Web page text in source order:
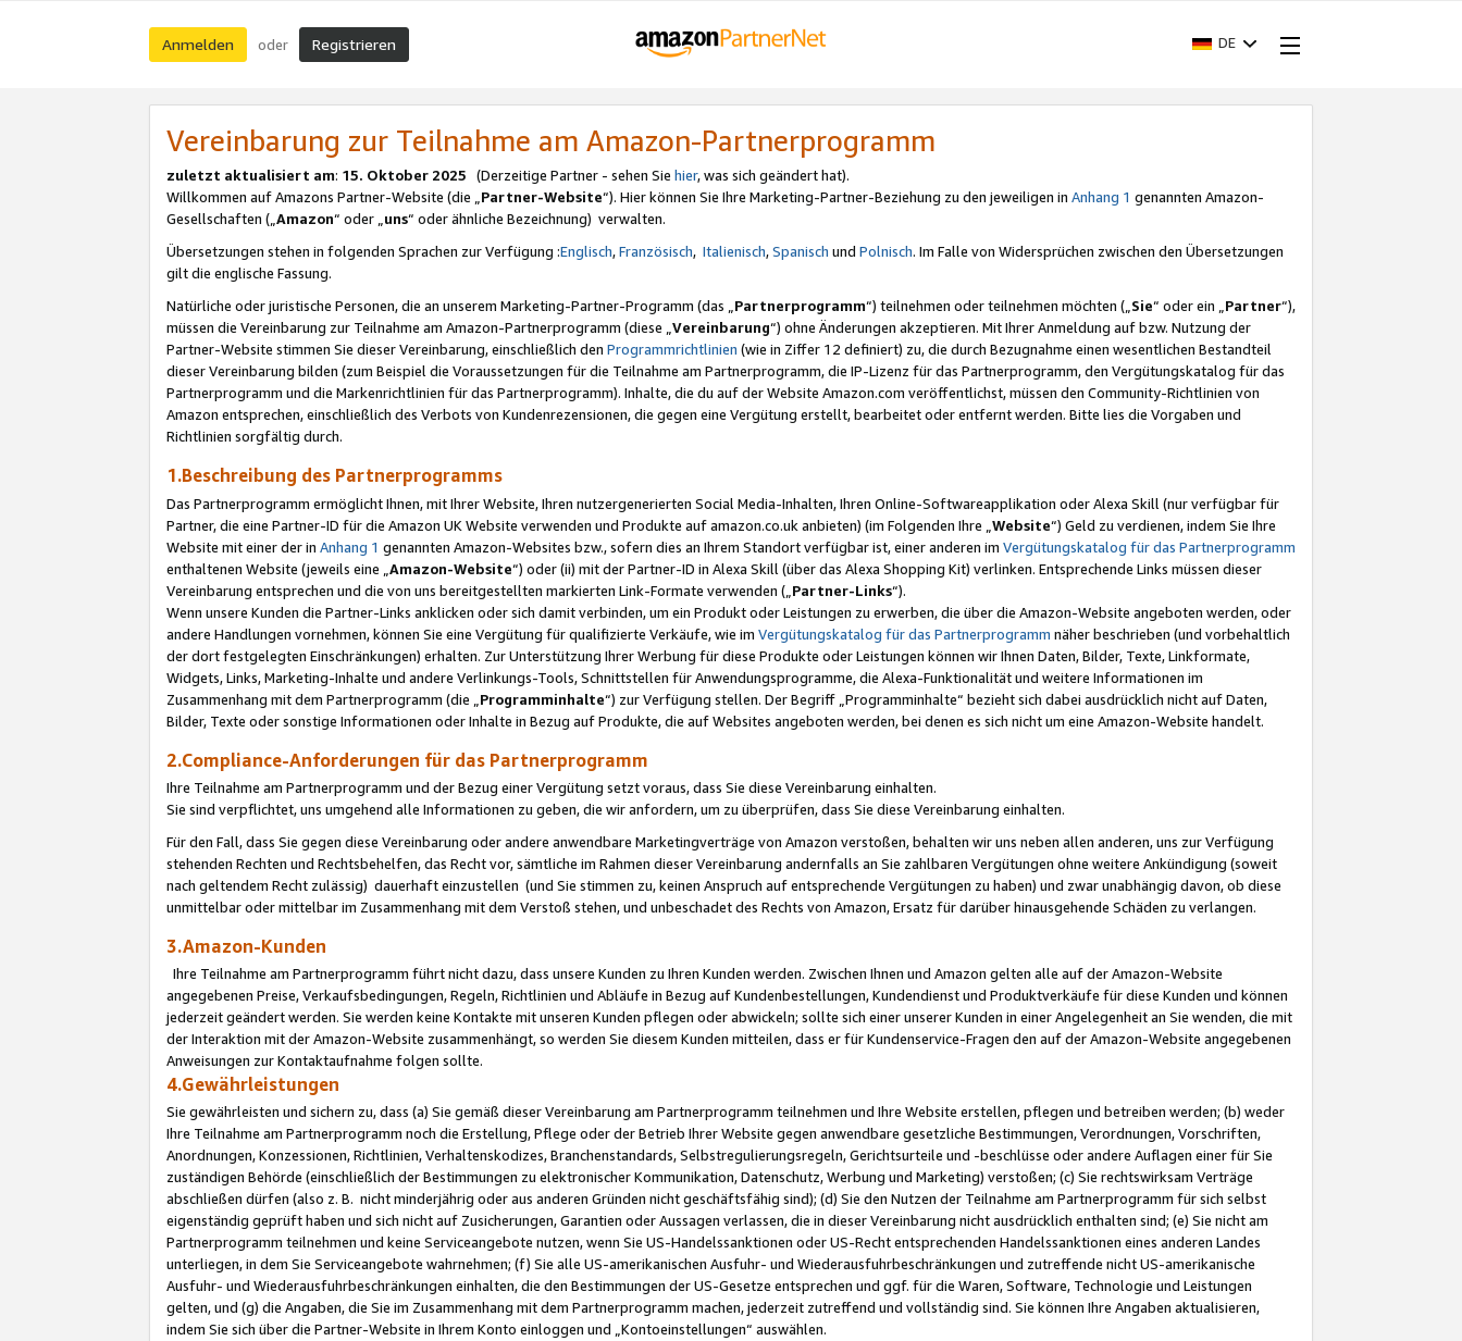
Anmelden oder Registrieren DE
Vereinbarung zur Teilnahme am Amazon-Partnerprogramm
zuletzt aktualisiert am: 15. Oktober 2025 (Derzeitige Partner - sehen Sie hier, was sich geändert hat).
Willkommen auf Amazons Partner-Website (die „Partner-Website“). Hier können Sie Ihre Marketing-Partner-Beziehung zu den jeweiligen in Anhang 1 genannten Amazon-
Gesellschaften („Amazon“ oder „uns“ oder ähnliche Bezeichnung) verwalten.
Übersetzungen stehen in folgenden Sprachen zur Verfügung :Englisch,Französisch, Italienisch,Spanisch und Polnisch. Im Falle von Widersprüchen zwischen den Übersetzungen
gilt die englische Fassung.
Natürliche oder juristische Personen, die an unserem Marketing-Partner-Programm (das „Partnerprogramm“) teilnehmen oder teilnehmen möchten („Sie“ oder ein „Partner“),
müssen die Vereinbarung zur Teilnahme am Amazon-Partnerprogramm (diese „Vereinbarung“) ohne Änderungen akzeptieren. Mit Ihrer Anmeldung auf bzw. Nutzung der
Partner-Website stimmen Sie dieser Vereinbarung, einschließlich den Programmrichtlinien (wie in Ziffer 12 definiert) zu, die durch Bezugnahme einen wesentlichen Bestandteil
dieser Vereinbarung bilden (zum Beispiel die Voraussetzungen für die Teilnahme am Partnerprogramm, die IP-Lizenz für das Partnerprogramm, den Vergütungskatalog für das
Partnerprogramm und die Markenrichtlinien für das Partnerprogramm). Inhalte, die du auf der Website Amazon.com veröffentlichst, müssen den Community-Richtlinien von
Amazon entsprechen, einschließlich des Verbots von Kundenrezensionen, die gegen eine Vergütung erstellt, bearbeitet oder entfernt werden. Bitte lies die Vorgaben und
Richtlinien sorgfältig durch.
1.Beschreibung des Partnerprogramms
Das Partnerprogramm ermöglicht Ihnen, mit Ihrer Website, Ihren nutzergenerierten Social Media-Inhalten, Ihren Online-Softwareapplikation oder Alexa Skill (nur verfügbar für
Partner, die eine Partner-ID für die Amazon UK Website verwenden und Produkte auf amazon.co.uk anbieten) (im Folgenden Ihre „ Website“) Geld zu verdienen, indem Sie Ihre
Website mit einer der in Anhang 1 genannten Amazon-Websites bzw., sofern dies an Ihrem Standort verfügbar ist, einer anderen im Vergütungskatalog für das Partnerprogramm
enthaltenen Website (jeweils eine „ Amazon-Website“) oder (ii) mit der Partner-ID in Alexa Skill (über das Alexa Shopping Kit) verlinken. Entsprechende Links müssen dieser
Vereinbarung entsprechen und die von uns bereitgestellten markierten Link-Formate verwenden („ Partner-Links“).
Wenn unsere Kunden die Partner-Links anklicken oder sich damit verbinden, um ein Produkt oder Leistungen zu erwerben, die über die Amazon-Website angeboten werden, oder
andere Handlungen vornehmen, können Sie eine Vergütung für qualifizierte Verkäufe, wie im Vergütungskatalog für das Partnerprogramm näher beschrieben (und vorbehaltlich
der dort festgelegten Einschränkungen) erhalten. Zur Unterstützung Ihrer Werbung für diese Produkte oder Leistungen können wir Ihnen Daten, Bilder, Texte, Linkformate,
Widgets, Links, Marketing-Inhalte und andere Verlinkungs-Tools, Schnittstellen für Anwendungsprogramme, die Alexa-Funktionalität und weitere Informationen im
Zusammenhang mit dem Partnerprogramm (die „ Programminhalte“) zur Verfügung stellen. Der Begriff „Programminhalte“ bezieht sich dabei ausdrücklich nicht auf Daten,
Bilder, Texte oder sonstige Informationen oder Inhalte in Bezug auf Produkte, die auf Websites angeboten werden, bei denen es sich nicht um eine Amazon-Website handelt.
2.Compliance-Anforderungen für das Partnerprogramm
Ihre Teilnahme am Partnerprogramm und der Bezug einer Vergütung setzt voraus, dass Sie diese Vereinbarung einhalten.
Sie sind verpflichtet, uns umgehend alle Informationen zu geben, die wir anfordern, um zu überprüfen, dass Sie diese Vereinbarung einhalten.
Für den Fall, dass Sie gegen diese Vereinbarung oder andere anwendbare Marketingverträge von Amazon verstoßen, behalten wir uns neben allen anderen, uns zur Verfügung
stehenden Rechten und Rechtsbehelfen, das Recht vor, sämtliche im Rahmen dieser Vereinbarung andernfalls an Sie zahlbaren Vergütungen ohne weitere Ankündigung (soweit
nach geltendem Recht zulässig) dauerhaft einzustellen (und Sie stimmen zu, keinen Anspruch auf entsprechende Vergütungen zu haben) und zwar unabhängig davon, ob diese
unmittelbar oder mittelbar im Zusammenhang mit dem Verstoß stehen, und unbeschadet des Rechts von Amazon, Ersatz für darüber hinausgehende Schäden zu verlangen.
3.Amazon-Kunden
Ihre Teilnahme am Partnerprogramm führt nicht dazu, dass unsere Kunden zu Ihren Kunden werden. Zwischen Ihnen und Amazon gelten alle auf der Amazon-Website
angegebenen Preise, Verkaufsbedingungen, Regeln, Richtlinien und Abläufe in Bezug auf Kundenbestellungen, Kundendienst und Produktverkäufe für diese Kunden und können
jederzeit geändert werden. Sie werden keine Kontakte mit unseren Kunden pflegen oder abwickeln; sollte sich einer unserer Kunden in einer Angelegenheit an Sie wenden, die mit
der Interaktion mit der Amazon-Website zusammenhängt, so werden Sie diesem Kunden mitteilen, dass er für Kundenservice-Fragen den auf der Amazon-Website angegebenen
Anweisungen zur Kontaktaufnahme folgen sollte.
4.Gewährleistungen
Sie gewährleisten und sichern zu, dass (a) Sie gemäß dieser Vereinbarung am Partnerprogramm teilnehmen und Ihre Website erstellen, pflegen und betreiben werden; (b) weder
Ihre Teilnahme am Partnerprogramm noch die Erstellung, Pflege oder der Betrieb Ihrer Website gegen anwendbare gesetzliche Bestimmungen, Verordnungen, Vorschriften,
Anordnungen, Konzessionen, Richtlinien, Verhaltenskodizes, Branchenstandards, Selbstregulierungsregeln, Gerichtsurteile und -beschlüsse oder andere Auflagen einer für Sie
zuständigen Behörde (einschließlich der Bestimmungen zu elektronischer Kommunikation, Datenschutz, Werbung und Marketing) verstoßen; (c) Sie rechtswirksam Verträge
abschließen dürfen (also z. B. nicht minderjährig oder aus anderen Gründen nicht geschäftsfähig sind); (d) Sie den Nutzen der Teilnahme am Partnerprogramm für sich selbst
eigenständig geprüft haben und sich nicht auf Zusicherungen, Garantien oder Aussagen verlassen, die in dieser Vereinbarung nicht ausdrücklich enthalten sind; (e) Sie nicht am
Partnerprogramm teilnehmen und keine Serviceangebote nutzen, wenn Sie US-Handelssanktionen oder US-Recht entsprechenden Handelssanktionen eines anderen Landes
unterliegen, in dem Sie Serviceangebote wahrnehmen; (f) Sie alle US-amerikanischen Ausfuhr- und Wiederausfuhrbeschränkungen und zutreffende nicht US-amerikanische
Ausfuhr- und Wiederausfuhrbeschränkungen einhalten, die den Bestimmungen der US-Gesetze entsprechen und ggf. für die Waren, Software, Technologie und Leistungen
gelten, und (g) die Angaben, die Sie im Zusammenhang mit dem Partnerprogramm machen, jederzeit zutreffend und vollständig sind. Sie können Ihre Angaben aktualisieren,
indem Sie sich über die Partner-Website in Ihrem Konto einloggen und „Kontoeinstellungen“ auswählen.